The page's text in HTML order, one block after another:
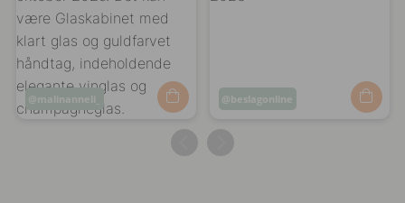
Opslag
offentliggjort
malinanneli_
Opslag
af
beslagonline